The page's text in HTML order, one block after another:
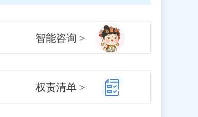
智能咨询 >
权责清单 >